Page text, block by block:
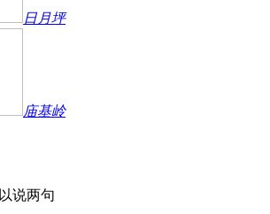
日月坪
庙基岭
说两句